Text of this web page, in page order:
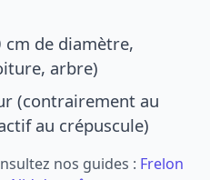
cm de diamètre,
arbre)
(contrairement au
au crépuscule)
nos guides : Frelon